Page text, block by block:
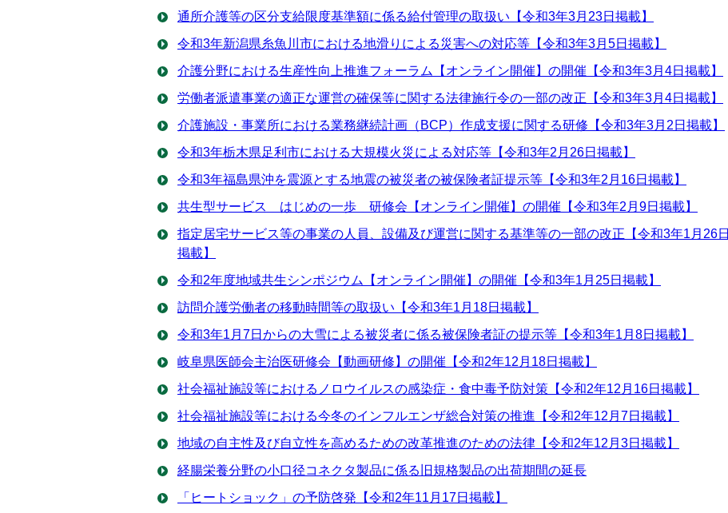
通所介護等の区分支給限度基準額に係る給付管理の取扱い【令和3年3月23日掲載】
令和3年新潟県糸魚川市における地滑りによる災害への対応等【令和3年3月5日掲載】
介護分野における生産性向上推進フォーラム【オンライン開催】の開催【令和3年3月4日掲載】
労働者派遣事業の適正な運営の確保等に関する法律施行令の一部の改正【令和3年3月4日掲載】
介護施設・事業所における業務継続計画（BCP）作成支援に関する研修【令和3年3月2日掲載】
令和3年栃木県足利市における大規模火災による対応等【令和3年2月26日掲載】
令和3年福島県沖を震源とする地震の被災者の被保険者証提示等【令和3年2月16日掲載】
共生型サービス はじめの一歩 研修会【オンライン開催】の開催【令和3年2月9日掲載】
指定居宅サービス等の事業の人員、設備及び運営に関する基準等の一部の改正【令和3年1月26日
掲載】
令和2年度地域共生シンポジウム【オンライン開催】の開催【令和3年1月25日掲載】
訪問介護労働者の移動時間等の取扱い【令和3年1月18日掲載】
令和3年1月7日からの大雪による被災者に係る被保険者証の提示等【令和3年1月8日掲載】
岐阜県医師会主治医研修会【動画研修】の開催【令和2年12月18日掲載】
社会福祉施設等におけるノロウイルスの感染症・食中毒予防対策【令和2年12月16日掲載】
社会福祉施設等における今冬のインフルエンザ総合対策の推進【令和2年12月7日掲載】
地域の自主性及び自立性を高めるための改革推進のための法律【令和2年12月3日掲載】
経腸栄養分野の小口径コネクタ製品に係る旧規格製品の出荷期間の延長
「ヒートショック」の予防啓発【令和2年11月17日掲載】